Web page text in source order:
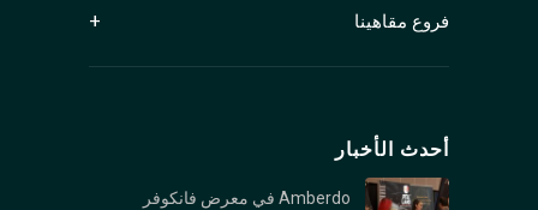
فانكوفر، كولومبيا البريطانية V6C 1T2
فروع مقاهينا
الفرع الرئيسي (كيتسيلانو): 2678 W 4th Ave,
North Vancouver, BC V7P 1M4
أحدث الأخبار
Amberdo في معرض فانكوفر